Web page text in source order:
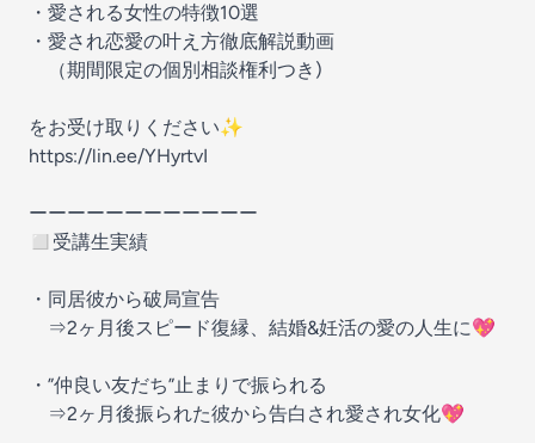
・愛される女性の特徴10選
・愛され恋愛の叶え方徹底解説動画
（期間限定の個別相談権利つき)
をお受け取りください✨
https://lin.ee/YHyrtvI
ーーーーーーーーーーーー
◻受講生実績
・同居彼から破局宣告
⇒2ヶ月後スピード復縁、結婚&妊活の愛の人生に💖
・”仲良い友だち”止まりで振られる
⇒2ヶ月後振られた彼から告白され愛され女化💖